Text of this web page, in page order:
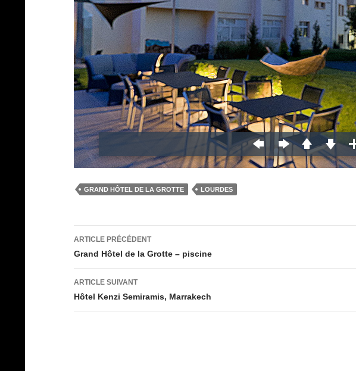
GRAND HÔTEL DE LA GROTTE LOURDES
Navigation
des
articles
ARTICLE PRÉCÉDENT
Grand Hôtel de la Grotte – piscine
ARTICLE SUIVANT
Hôtel Kenzi Semiramis, Marrakech